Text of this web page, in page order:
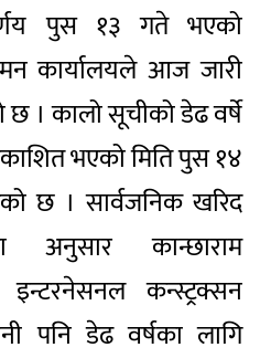
पुस १३ गते भएको
कार्यालयले आज जारी
। कालो सूचीको डेढ वर्षे
भएको मिति पुस १४
छ । सार्वजनिक खरिद
अनुसार कान्छाराम
इन्टरनेसनल कन्स्ट्रक्सन
पनि डेढ वर्षका लागि